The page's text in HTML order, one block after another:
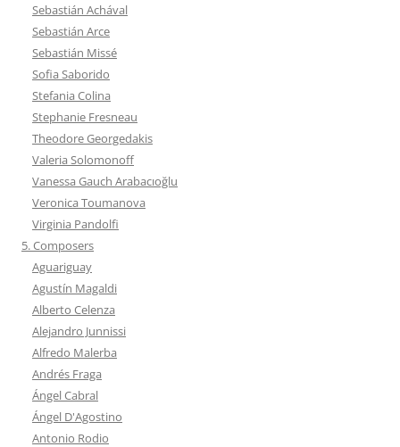
Sebastián Achával
Sebastián Arce
Sebastián Missé
Sofia Saborido
Stefania Colina
Stephanie Fresneau
Theodore Georgedakis
Valeria Solomonoff
Vanessa Gauch Arabacıoğlu
Veronica Toumanova
Virginia Pandolfi
5. Composers
Aguariguay
Agustín Magaldi
Alberto Celenza
Alejandro Junnissi
Alfredo Malerba
Andrés Fraga
Ángel Cabral
Ángel D'Agostino
Antonio Rodio